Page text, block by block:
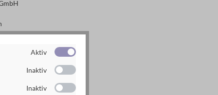
Aktiv
Inaktiv
Inaktiv